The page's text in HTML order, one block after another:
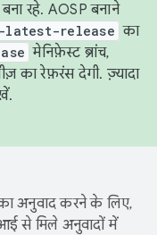
रहे. AOSP बनाने
latest-release का
मेनिफ़ेस्ट ब्रांच,
का रेफ़रंस देगी. ज़्यादा
अनुवाद करने के लिए,
से मिले अनुवादों में